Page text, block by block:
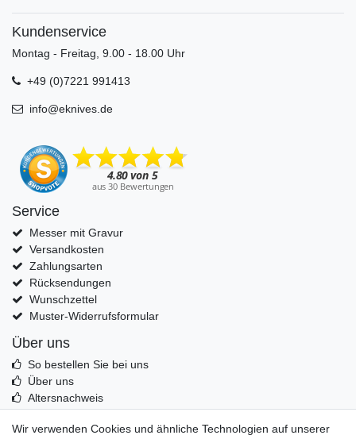
Kundenservice
Montag - Freitag, 9.00 - 18.00 Uhr
+49 (0)7221 991413
info@eknives.de
Service
Messer mit Gravur
Versandkosten
Zahlungsarten
Rücksendungen
Wunschzettel
Muster-Widerrufsformular
Über uns
So bestellen Sie bei uns
Über uns
Altersnachweis
Echtheit von Kundenbewertungen
Wir verwenden Cookies und ähnliche Technologien auf unserer